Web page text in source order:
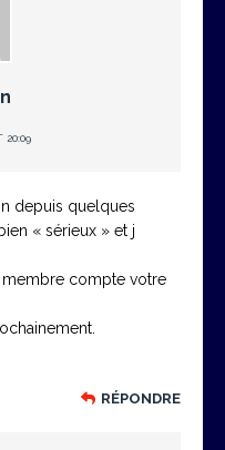
20:09
depuis quelques
« sérieux » et j
membre compte votre
RÉPONDRE